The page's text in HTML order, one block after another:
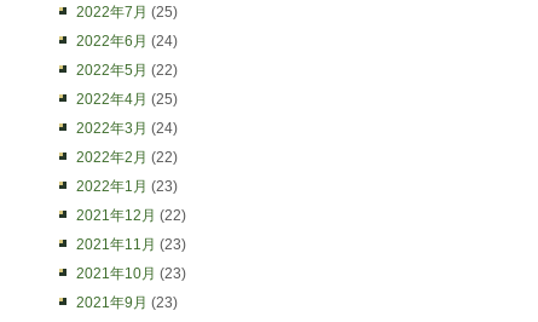
2022年7月 (25)
2022年6月 (24)
2022年5月 (22)
2022年4月 (25)
2022年3月 (24)
2022年2月 (22)
2022年1月 (23)
2021年12月 (22)
2021年11月 (23)
2021年10月 (23)
2021年9月 (23)